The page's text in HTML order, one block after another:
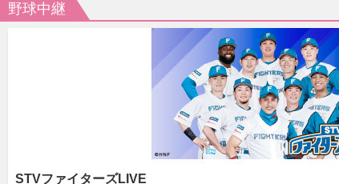
野球中継
STVファイターズLIVE